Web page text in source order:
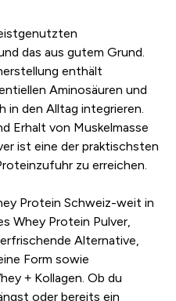
das aus gutem Grund.
enthält
Aminosäuren und
in den Alltag integrieren.
Erhalt von Muskelmasse
ist eine der praktischsten
zu erreichen.
Protein Schweiz-weit in
Whey Protein Pulver,
Alternative,
Form sowie
+ Kollagen. Ob du
oder bereits ein